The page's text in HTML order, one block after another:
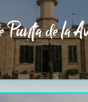
Punta de la